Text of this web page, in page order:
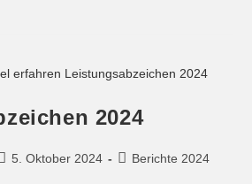
2024
5. Oktober 2024 Berichte 2024